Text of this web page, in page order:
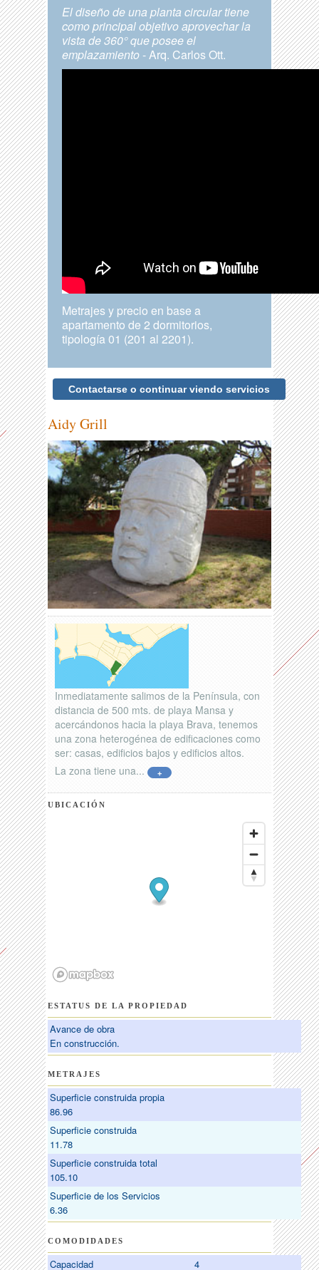
El diseño de una planta circular tiene
como principal objetivo aprovechar la
vista de 360° que posee el
emplazamiento- Arq. Carlos Ott.
Metrajes y precio en base a
apartamento de 2 dormitorios,
tipología 01 (201 al 2201).
Contactarse o continuar viendo servicios
Aidy Grill
Inmediatamente salimos de la Península, con
distancia de 500 mts. de playa Mansa y
acercándonos hacia la playa Brava, tenemos
una zona heterogénea de edificaciones como
ser: casas, edificios bajos y edificios altos.
La zona tiene una...
+
UBICACIÓN
ESTATUS DE LA PROPIEDAD
Avance de obra
En construcción.
METRAJES
Superficie construida propia
86.96
Superficie construida
11.78
Superficie construida total
105.10
Superficie de los Servicios
6.36
COMODIDADES
Capacidad 4